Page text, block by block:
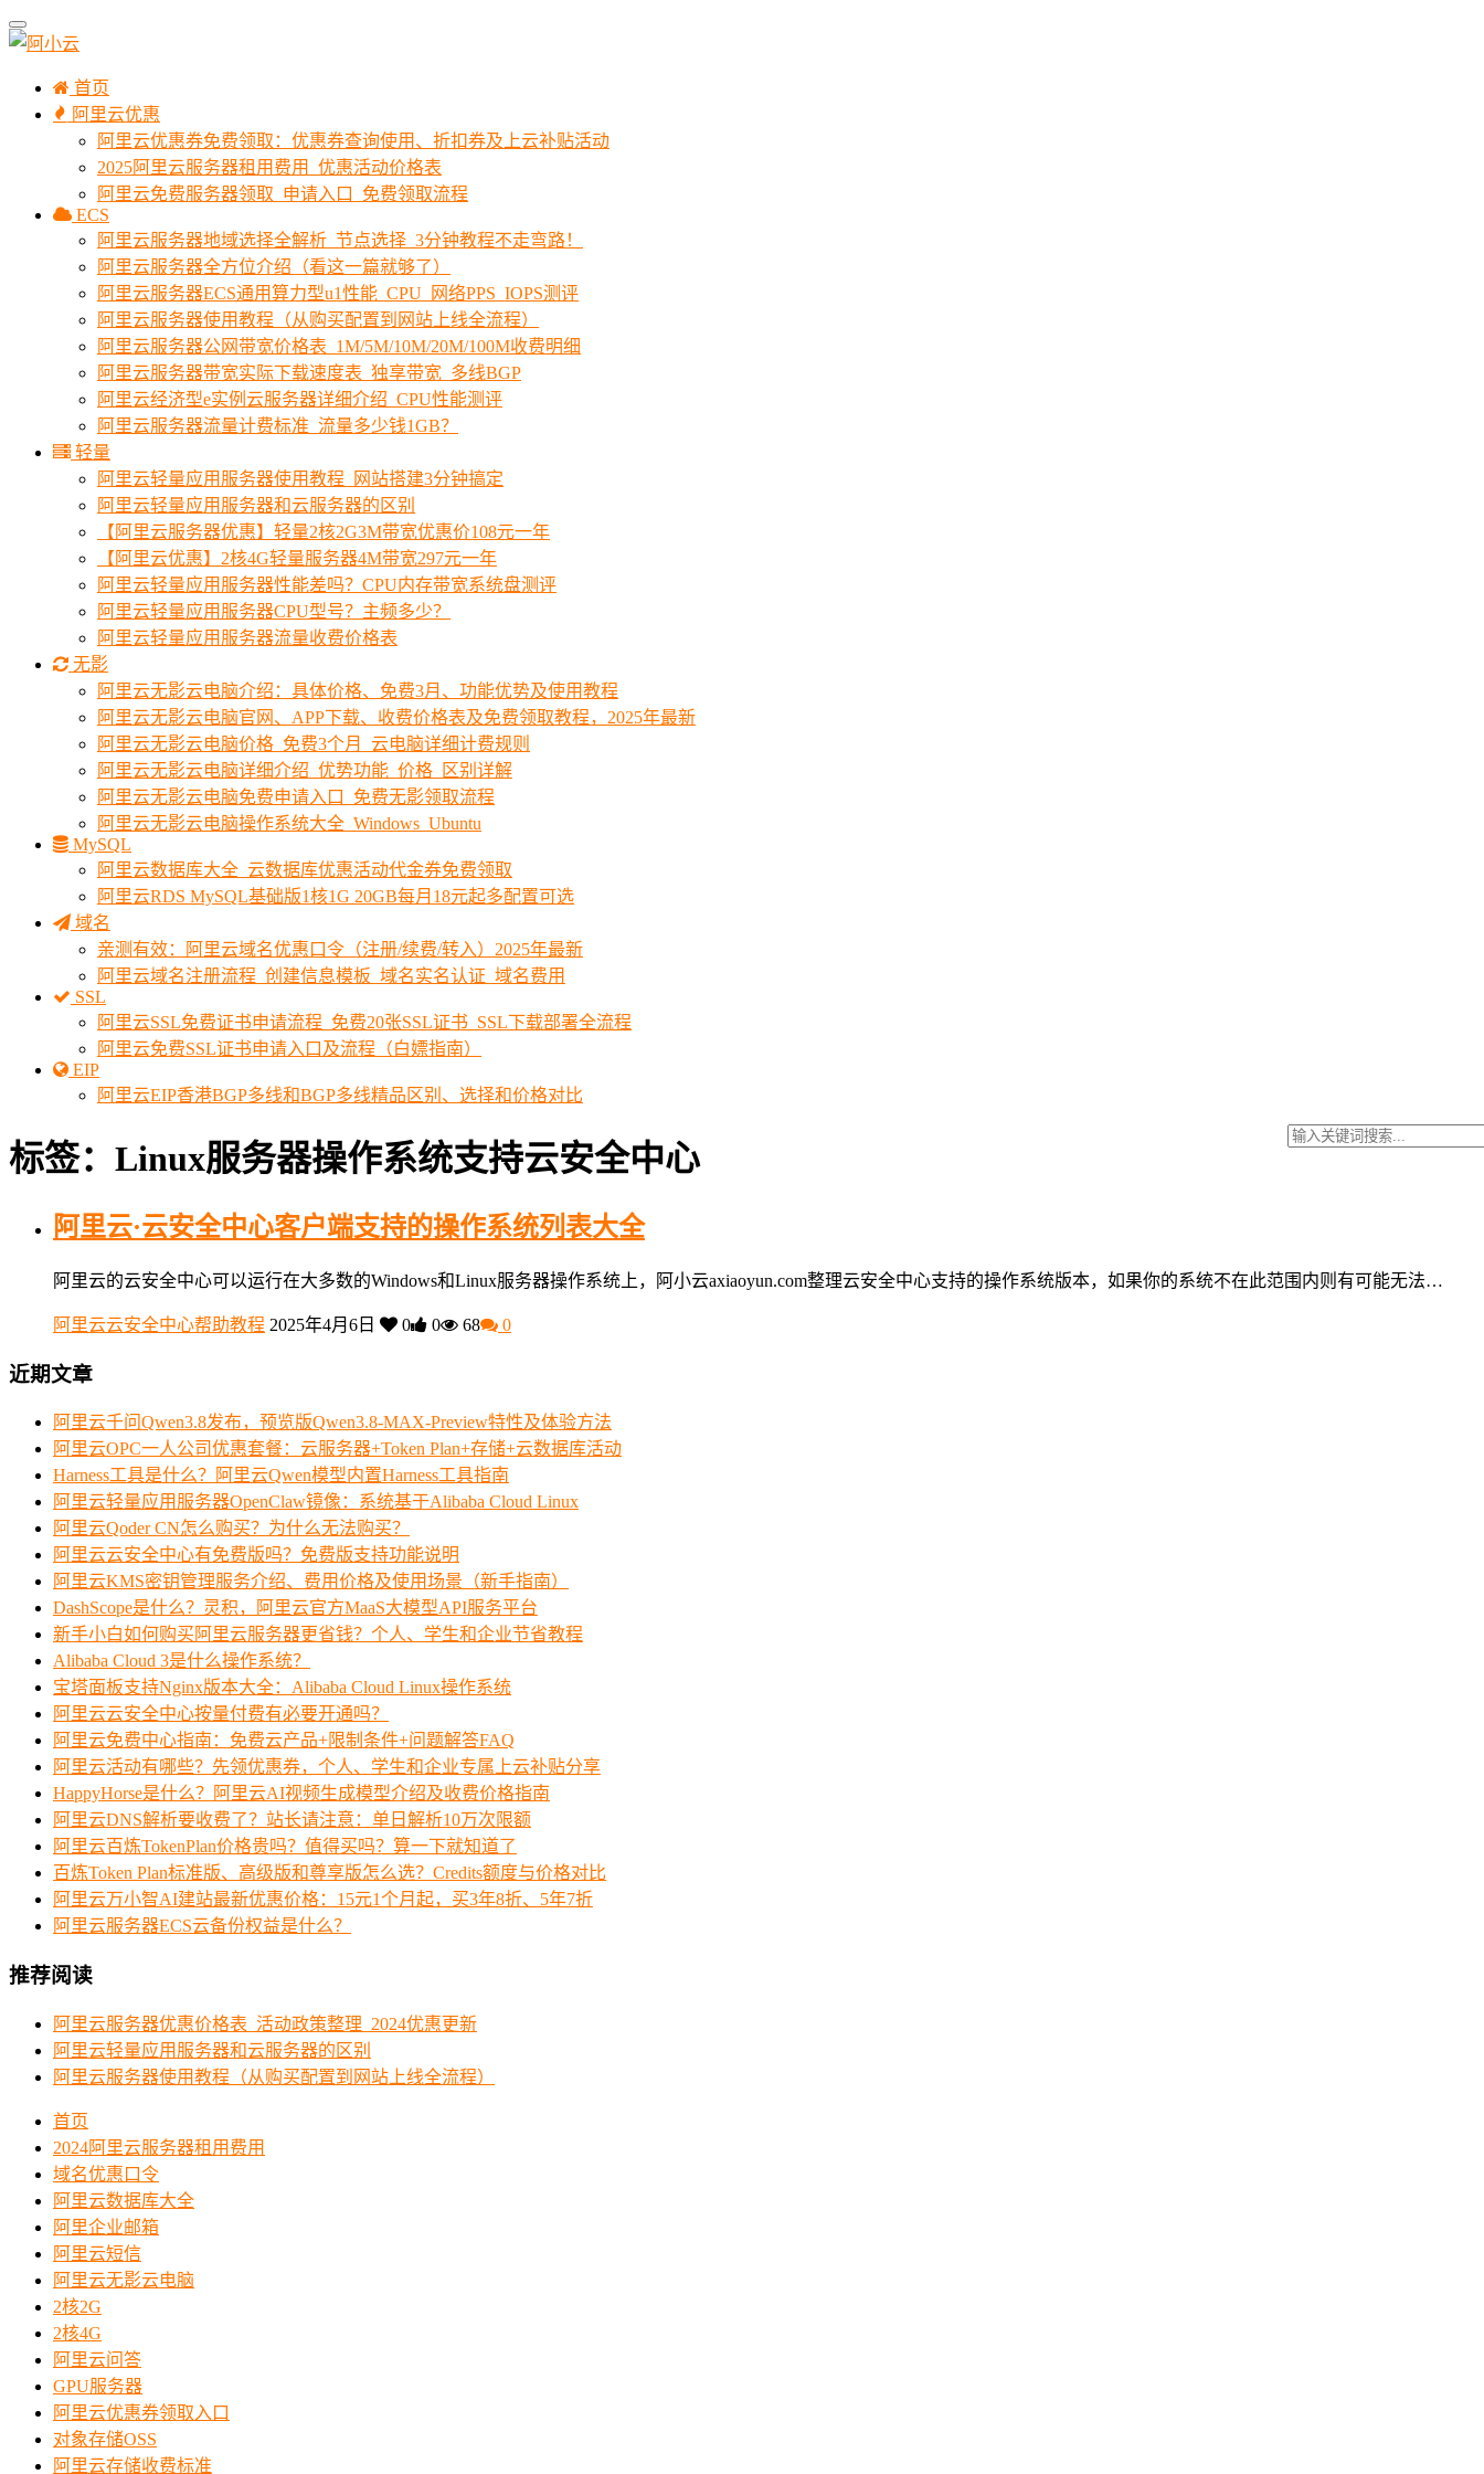
首页
阿里云优惠
阿里云优惠券免费领取：优惠券查询使用、折扣券及上云补贴活动
2025阿里云服务器租用费用_优惠活动价格表
阿里云免费服务器领取_申请入口_免费领取流程
ECS
阿里云服务器地域选择全解析_节点选择_3分钟教程不走弯路！
阿里云服务器全方位介绍（看这一篇就够了）
阿里云服务器ECS通用算力型u1性能_CPU_网络PPS_IOPS测评
阿里云服务器使用教程（从购买配置到网站上线全流程）
阿里云服务器公网带宽价格表_1M/5M/10M/20M/100M收费明细
阿里云服务器带宽实际下载速度表_独享带宽_多线BGP
阿里云经济型e实例云服务器详细介绍_CPU性能测评
阿里云服务器流量计费标准_流量多少钱1GB？
轻量
阿里云轻量应用服务器使用教程_网站搭建3分钟搞定
阿里云轻量应用服务器和云服务器的区别
【阿里云服务器优惠】轻量2核2G3M带宽优惠价108元一年
【阿里云优惠】2核4G轻量服务器4M带宽297元一年
阿里云轻量应用服务器性能差吗？CPU内存带宽系统盘测评
阿里云轻量应用服务器CPU型号？主频多少？
阿里云轻量应用服务器流量收费价格表
无影
阿里云无影云电脑介绍：具体价格、免费3月、功能优势及使用教程
阿里云无影云电脑官网、APP下载、收费价格表及免费领取教程，2025年最新
阿里云无影云电脑价格_免费3个月_云电脑详细计费规则
阿里云无影云电脑详细介绍_优势功能_价格_区别详解
阿里云无影云电脑免费申请入口_免费无影领取流程
阿里云无影云电脑操作系统大全_Windows_Ubuntu
MySQL
阿里云数据库大全_云数据库优惠活动代金券免费领取
阿里云RDS MySQL基础版1核1G 20GB每月18元起多配置可选
域名
亲测有效：阿里云域名优惠口令（注册/续费/转入）2025年最新
阿里云域名注册流程_创建信息模板_域名实名认证_域名费用
SSL
阿里云SSL免费证书申请流程_免费20张SSL证书_SSL下载部署全流程
阿里云免费SSL证书申请入口及流程（白嫖指南）
EIP
阿里云EIP香港BGP多线和BGP多线精品区别、选择和价格对比
标签：Linux服务器操作系统支持云安全中心
阿里云·云安全中心客户端支持的操作系统列表大全
阿里云的云安全中心可以运行在大多数的Windows和Linux服务器操作系统上，阿小云axiaoyun.com整理云安全中心支持的操作系统版本，如果你的系统不在此范围内则有可能无法…
阿里云云安全中心帮助教程 2025年4月6日 0 0 68 0
近期文章
阿里云千问Qwen3.8发布，预览版Qwen3.8-MAX-Preview特性及体验方法
阿里云OPC一人公司优惠套餐：云服务器+Token Plan+存储+云数据库活动
Harness工具是什么？阿里云Qwen模型内置Harness工具指南
阿里云轻量应用服务器OpenClaw镜像：系统基于Alibaba Cloud Linux
阿里云Qoder CN怎么购买？为什么无法购买？
阿里云云安全中心有免费版吗？免费版支持功能说明
阿里云KMS密钥管理服务介绍、费用价格及使用场景（新手指南）
DashScope是什么？灵积，阿里云官方MaaS大模型API服务平台
新手小白如何购买阿里云服务器更省钱？个人、学生和企业节省教程
Alibaba Cloud 3是什么操作系统？
宝塔面板支持Nginx版本大全：Alibaba Cloud Linux操作系统
阿里云云安全中心按量付费有必要开通吗？
阿里云免费中心指南：免费云产品+限制条件+问题解答FAQ
阿里云活动有哪些？先领优惠券，个人、学生和企业专属上云补贴分享
HappyHorse是什么？阿里云AI视频生成模型介绍及收费价格指南
阿里云DNS解析要收费了？站长请注意：单日解析10万次限额
阿里云百炼TokenPlan价格贵吗？值得买吗？算一下就知道了
百炼Token Plan标准版、高级版和尊享版怎么选？Credits额度与价格对比
阿里云万小智AI建站最新优惠价格：15元1个月起，买3年8折、5年7折
阿里云服务器ECS云备份权益是什么？
推荐阅读
阿里云服务器优惠价格表_活动政策整理_2024优惠更新
阿里云轻量应用服务器和云服务器的区别
阿里云服务器使用教程（从购买配置到网站上线全流程）
首页
2024阿里云服务器租用费用
域名优惠口令
阿里云数据库大全
阿里企业邮箱
阿里云短信
阿里云无影云电脑
2核2G
2核4G
阿里云问答
GPU服务器
阿里云优惠券领取入口
对象存储OSS
阿里云存储收费标准